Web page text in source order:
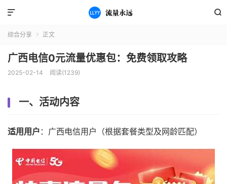


综合分享  正文
广西电信0元流量优惠包：免费领取攻略
2025-02-14 阅读(1239)
一、活动内容
适用用户 ：广西电信用户（根据套餐类型及网龄匹配）